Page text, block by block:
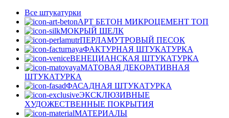
Все штукатурки
АРТ БЕТОН МИКРОЦЕМЕНТ ТОП
МОКРЫЙ ШЕЛК
ПЕРЛАМУТРОВЫЙ ПЕСОК
ФАКТУРНАЯ ШТУКАТУРКА
ВЕНЕЦИАНСКАЯ ШТУКАТУРКА
МАТОВАЯ ДЕКОРАТИВНАЯ
ШТУКАТУРКА
ФАСАДНАЯ ШТУКАТУРКА
ЭКСКЛЮЗИВНЫЕ
ХУДОЖЕСТВЕННЫЕ ПОКРЫТИЯ
МАТЕРИАЛЫ